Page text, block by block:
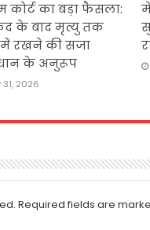
कोर्ट का बड़ा फैसला:
के बाद मृत्यु तक
रखने की सजा
के अनुरूप
31, 2026
Required fields are